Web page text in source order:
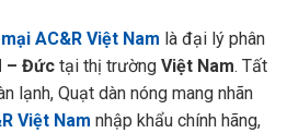
AC&R Việt Nam là đại lý phân
– Đức tại thị trường Việt Nam. Tất
lạnh, Quạt dàn nóng mang nhãn
Việt Nam nhập khẩu chính hãng,